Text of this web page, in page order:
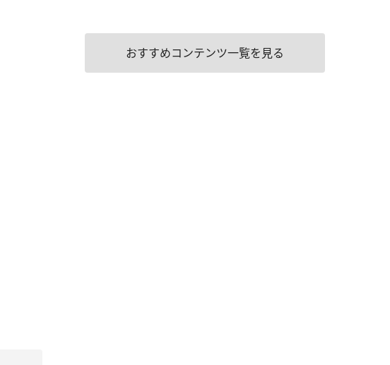
おすすめコンテンツ一覧を見る